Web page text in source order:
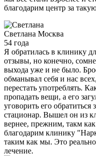
благодарим центр за
Светлана Москва
54 года
Я обратилась в клинику
отзывы, но конечно,
выхода уже и не было.
обманывал себя и нас
перестать употреблять.
пропадать вещи, а его
уговорить его обратиться
стационар. Вышел он из
вернее, прежним, такм
благодарим клинику
таким как мы. Это
лечение.